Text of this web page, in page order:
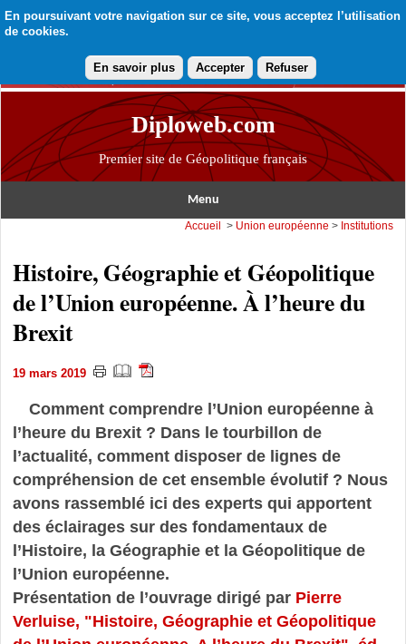
En poursuivant votre navigation sur ce site, vous acceptez l’utilisation
de cookies.
En savoir plus Accepter Refuser
Diploweb.com
Premier site de Géopolitique français
Menu
Accueil > Union européenne > Institutions
Histoire, Géographie et Géopolitique
de l’Union européenne. À l’heure du
Brexit
19 mars 2019
Comment comprendre l’Union européenne à
l’heure du Brexit ? Dans le tourbillon de
l’actualité, comment disposer de lignes de
compréhension de cet ensemble évolutif ? Nous
avons rassemblé ici des experts qui apportent
des éclairages sur des fondamentaux de
l’Histoire, la Géographie et la Géopolitique de
l’Union européenne.
Présentation de l’ouvrage dirigé par Pierre
Verluise, "Histoire, Géographie et Géopolitique